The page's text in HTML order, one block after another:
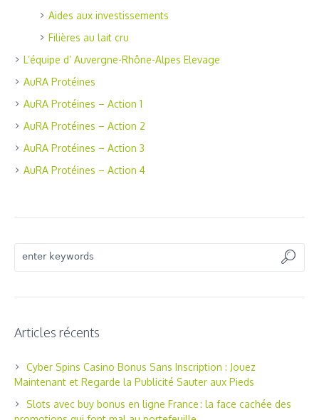
Aides aux investissements
Filières au lait cru
L’équipe d’ Auvergne-Rhône-Alpes Elevage
AuRA Protéines
AuRA Protéines – Action 1
AuRA Protéines – Action 2
AuRA Protéines – Action 3
AuRA Protéines – Action 4
Articles récents
Cyber Spins Casino Bonus Sans Inscription : Jouez
Maintenant et Regarde la Publicité Sauter aux Pieds
Slots avec buy bonus en ligne France : la face cachée des